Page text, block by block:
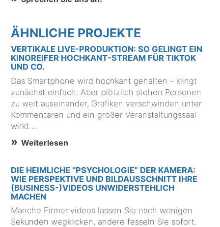
ÄHNLICHE PROJEKTE
VERTIKALE LIVE-PRODUKTION: SO GELINGT EIN
KINOREIFER HOCHKANT-STREAM FÜR TIKTOK
UND CO.
Das Smartphone wird hochkant gehalten – klingt
zunächst einfach. Aber plötzlich stehen Personen
zu weit auseinander, Grafiken verschwinden unter
Kommentaren und ein großer Veranstaltungssaal
wirkt …
Weiterlesen
DIE HEIMLICHE “PSYCHOLOGIE” DER KAMERA:
WIE PERSPEKTIVE UND BILDAUSSCHNITT IHRE
(BUSINESS-)VIDEOS UNWIDERSTEHLICH
MACHEN
Manche Firmenvideos lassen Sie nach wenigen
Sekunden wegklicken, andere fesseln Sie sofort.